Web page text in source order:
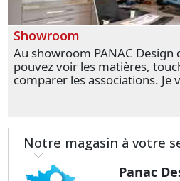
Showroom
Au showroom PANAC Design
pouvez voir les matières,
comparer les associations. Je
personnellement pour parler
transformer vos premières
Notre magasin à votre
Panac